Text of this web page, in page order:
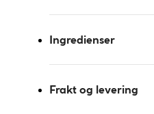
Ingredienser
Frakt og levering